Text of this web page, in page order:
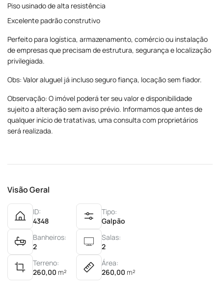
Piso usinado de alta resistência
Excelente padrão construtivo
Perfeito para logística, armazenamento, comércio ou instalação
de empresas que precisam de estrutura, segurança e localização
privilegiada.
Obs: Valor aluguel já incluso seguro fiança, locação sem fiador.
Observação: O imóvel poderá ter seu valor e disponibilidade
sujeito a alteração sem aviso prévio. Informamos que antes de
qualquer início de tratativas, uma consulta com proprietários
será realizada.
Visão Geral
ID:
4348
Tipo:
Galpão
Banheiros:
2
Salas:
2
Terreno:
260,00 m²
Área:
260,00 m²